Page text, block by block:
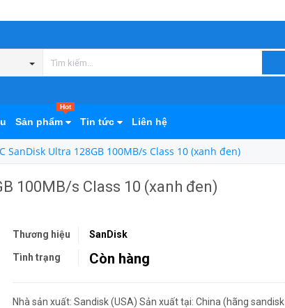
Sản phẩm
Hot
Tin tức Liên hệ
SanDisk Ultra 128GB 100MB/s Class 10 (xanh đen)
100MB/s Class 10 (xanh đen)
Thương hiệu SanDisk
Tình trạng Còn hàng
Nhà sản xuất: Sandisk (USA) Sản xuất tại: China (hãng sandisk